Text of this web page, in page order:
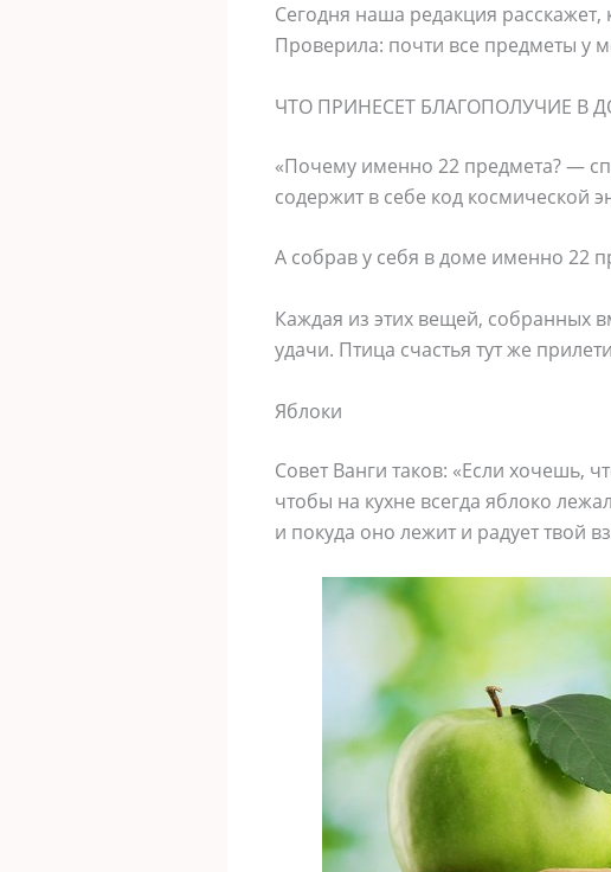
Сегодня наша редакция
Проверила: почти все предметы у
ЧТО ПРИНЕСЕТ БЛАГОПОЛУЧИЕ В
«Почему именно 22 предмета? —
содержит в себе код космической
А собрав у себя в доме именно 22
Каждая из этих вещей, собранных
удачи. Птица счастья тут же
Яблоки
Совет Ванги таков: «Если хочешь,
чтобы на кухне всегда яблоко
и покуда оно лежит и радует твой